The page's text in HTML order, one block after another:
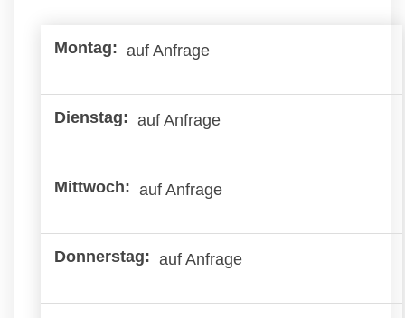
auf Anfrage
auf Anfrage
auf Anfrage
auf Anfrage